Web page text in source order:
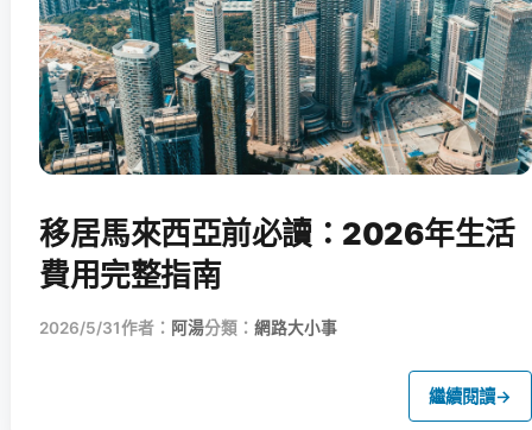
移居馬來西亞前必讀：2026年生活
費用完整指南
2026/5/31作者： 阿湯分類： 網路大小事
繼續閱讀→